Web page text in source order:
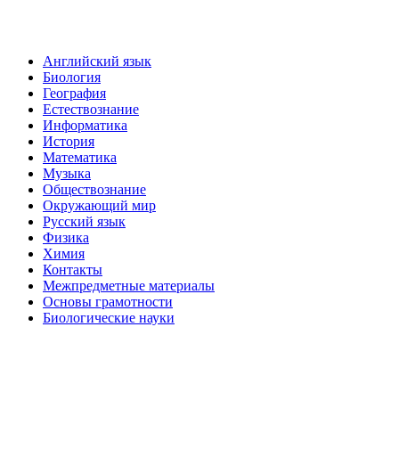
Английский язык
Биология
География
Естествознание
Информатика
История
Математика
Музыка
Обществознание
Окружающий мир
Русский язык
Физика
Химия
Контакты
Межпредметные материалы
Основы грамотности
Биологические науки